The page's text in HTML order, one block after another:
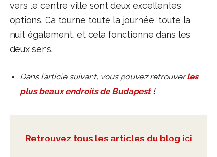
vers le centre ville sont deux excellentes
options. Ca tourne toute la journée, toute la
nuit également, et cela fonctionne dans les
deux sens.
Dans l’article suivant, vous pouvez retrouverles
plus beaux endroits de Budapest !
Retrouvez tous les articles du blog ici